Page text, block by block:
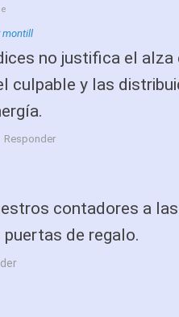
montill
no justifica el
culpable y las
Responder
contadores a
de regalo.